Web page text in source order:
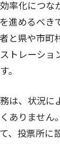
率化につな
進めるべき
と県や市町
トレーショ
。
は、状況に
ありません
、投票所に